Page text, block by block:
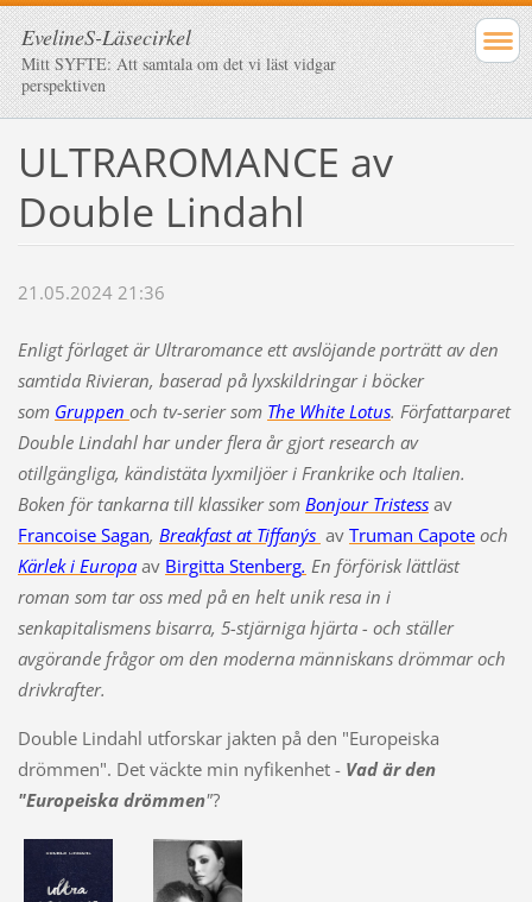
EvelineS-Läsecirkel
Mitt SYFTE: Att samtala om det vi läst vidgar
perspektiven
ULTRAROMANCE av
Double Lindahl
21.05.2024 21:36
Enligt förlaget är Ultraromance ett avslöjande porträtt av den
samtida Rivieran, baserad på lyxskildringar i böcker
som Gruppen och tv-serier som The White Lotus. Författarparet
Double Lindahl har under flera år gjort research av
otillgängliga, kändistäta lyxmiljöer i Frankrike och Italien.
Boken för tankarna till klassiker som Bonjour Tristess av
Francoise Sagan, Breakfast at Tiffany´s av Truman Capoteoch
Kärlek i Europaav Birgitta Stenberg. En förförisk lättläst
roman som tar oss med på en helt unik resa in i
senkapitalismens bisarra, 5-stjärniga hjärta - och ställer
avgörande frågor om den moderna människans drömmar och
drivkrafter.
Double Lindahl utforskar jakten på den "Europeiska
drömmen". Det väckte min nyfikenhet - Vad är den
"Europeiska drömmen"?